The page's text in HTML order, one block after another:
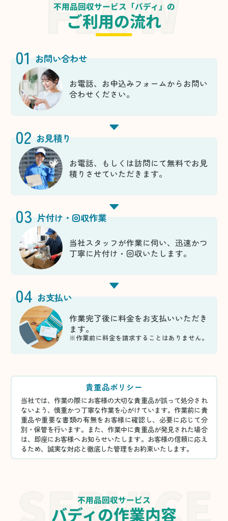
不用品回収サービス「バディ」の
ご利用の流れ
01 お問い合わせ
お電話、お申込みフォームからお問い
合わせください。
02 お見積り
お電話、もしくは訪問にて無料でお見
積りさせていただきます。
03 片付け・回収作業
当社スタッフが作業に伺い、迅速かつ
丁寧に片付け・回収いたします。
04 お支払い
作業完了後に料金をお支払いいただき
ます。
※作業前に料金を請求することはありません。
貴重品ポリシー
当社では、作業の際にお客様の大切な貴重品が誤って処分され
ないよう、慎重かつ丁寧な作業を心がけています。作業前に貴
重品や重要な書類の有無をお客様に確認し、必要に応じて分
別・保管を行います。また、作業中に貴重品が発見された場合
は、即座にお客様へお知らせいたします。お客様の信頼に応え
るため、誠実な対応と徹底した管理をお約束いたします。
不用品回収サービス
バディの作業内容